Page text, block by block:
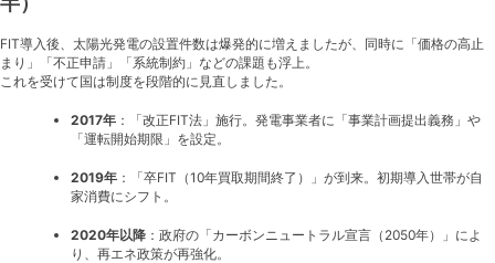
FIT導入後、太陽光発電の設置件数は爆発的に増えましたが、同時に「価格の高止
まり」「不正申請」「系統制約」などの課題も浮上。
これを受けて国は制度を段階的に見直しました。
2017年：「改正FIT法」施行。発電事業者に「事業計画提出義務」や
「運転開始期限」を設定。
2019年：「卒FIT（10年買取期間終了）」が到来。初期導入世帯が自
家消費にシフト。
2020年以降：政府の「カーボンニュートラル宣言（2050年）」によ
り、再エネ政策が再強化。